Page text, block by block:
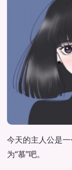
今天的主人公是
为“慕”吧。